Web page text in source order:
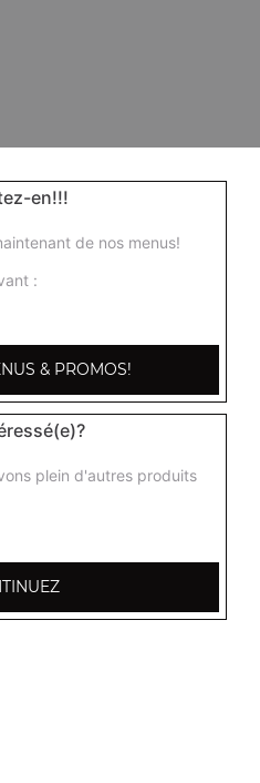
en!!!
de nos menus!
:
& PROMOS!
plein d'autres produits